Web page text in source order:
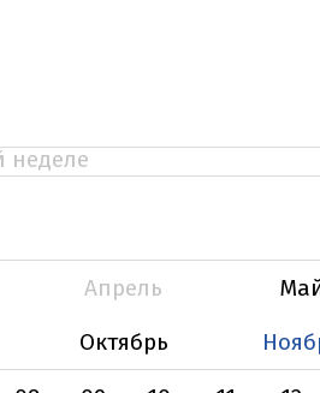
неделе
Апрель
Октябрь